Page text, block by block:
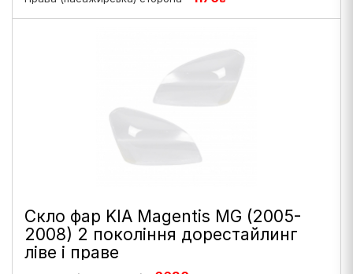
Скло фар KIA Magentis MG (2005-
2008) 2 покоління дорестайлинг
ліве і праве